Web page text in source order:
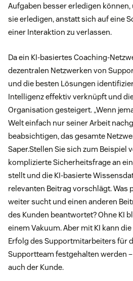
Aufgaben besser erledigen
sie erledigen, anstatt sich auf eine
einer Interaktion zu verlassen.
Da ein KI-basiertes Coaching-
dezentralen Netzwerken von
und die besten Lösungen
Intelligenz effektiv verknüpft und
Organisation gesteigert. „Wenn
Welt einfach nur seiner Arbeit
beabsichtigen, das gesamte
Saper.Stellen Sie sich zum Beispiel
komplizierte Sicherheitsfrage an
stellt und die KI-basierte
relevanten Beitrag vorschlägt. Was
weiter sucht und einen anderen
des Kunden beantwortet? Ohne KI
einem Vakuum. Aber mit KI kann
Erfolg des Supportmitarbeiters für
Supportteam festgehalten werden
auch der Kunde.